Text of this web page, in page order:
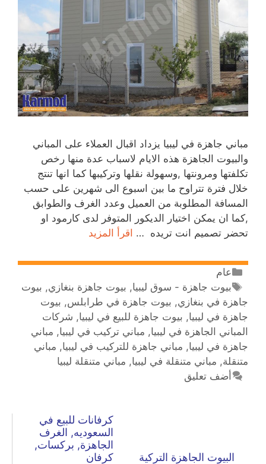
مباني جاهزة في ليبيا يزداد اقبال العملاء على المباني
والبيوت الجاهزة هذه الايام لاسباب عدة منها رخص
تكلفتها ومرونتها ,وسهولة نقلها وتركيبها كما انها تنتج
خلال فترة تتراوح ما بين اسبوع الى شهرين على حسب
المسافة المطلوبة من العميل وعدد الغرف والطوابق
,كما ان يمكن اختيار الديكور المتوفر لدى كارمود او
تحضر تصميم انت تريده … اقرأ المزيد
عام
بيوت جاهزة - سوق ليبيا, بيوت جاهزة بنغازي, بيوت
جاهزة في بنغازي, بيوت جاهزة في طرابلس, بيوت
جاهزة في ليبيا, بيوت جاهزة للبيع في ليبيا, شركات
المباني الجاهزة في ليبيا, مباني تركيب في ليبيا, مباني
جاهزة في ليبيا, مباني جاهزة للتركيب في ليبيا, مباني
متنقلة, مباني متنقلة في ليبيا, مباني متنقلة ليبيا
أضف تعليق
البيوت الجاهزة التركية
كرفانات للبيع في
السعوديه, الغرف
الجاهزة, بركسات,
كرفان